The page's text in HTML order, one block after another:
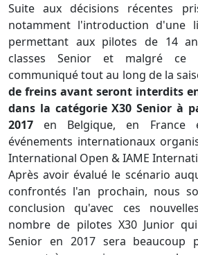
Suite aux décisions récentes
notamment l'introduction d'une
permettant aux pilotes de 14
classes Senior et malgré ce
communiqué tout au long de la
de freins avant seront interdits
dans la catégorie X30 Senior à
2017 en Belgique, en
événements internationaux
International Open & IAME
Après avoir évalué le scénario
confrontés l'an prochain, nous
conclusion qu'avec ces
nombre de pilotes X30 Junior
Senior en 2017 sera beaucoup